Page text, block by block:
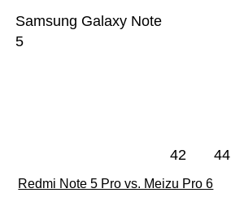
Samsung Galaxy Note
5
42 44
Redmi Note 5 Pro vs. Meizu Pro 6